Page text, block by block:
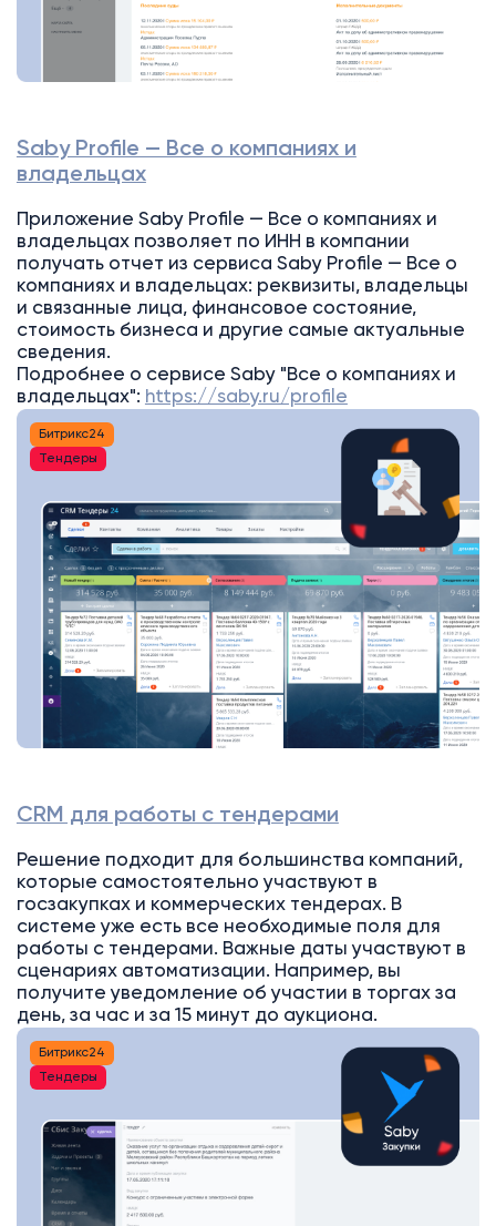
Saby Profile — Все о компаниях и
владельцах
Приложение Saby Profile — Все о компаниях и
владельцах позволяет по ИНН в компании
получать отчет из сервиса Saby Profile — Все о
компаниях и владельцах: реквизиты, владельцы
и связанные лица, финансовое состояние,
стоимость бизнеса и другие самые актуальные
сведения.
Подробнее о сервисе Saby "Все о компаниях и
владельцах": https://saby.ru/profile
Битрикс24
Тендеры
CRM для работы с тендерами
Решение подходит для большинства компаний,
которые самостоятельно участвуют в
госзакупках и коммерческих тендерах. В
системе уже есть все необходимые поля для
работы с тендерами. Важные даты участвуют в
сценариях автоматизации. Например, вы
получите уведомление об участии в торгах за
день, за час и за 15 минут до аукциона.
Битрикс24
Тендеры